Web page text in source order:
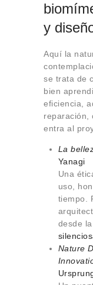
y
Aquí la
se trata de
bien
eficiencia,
reparación,
entra al
La
Yanagi
Una
uso,
tiempo.
desde
Nature